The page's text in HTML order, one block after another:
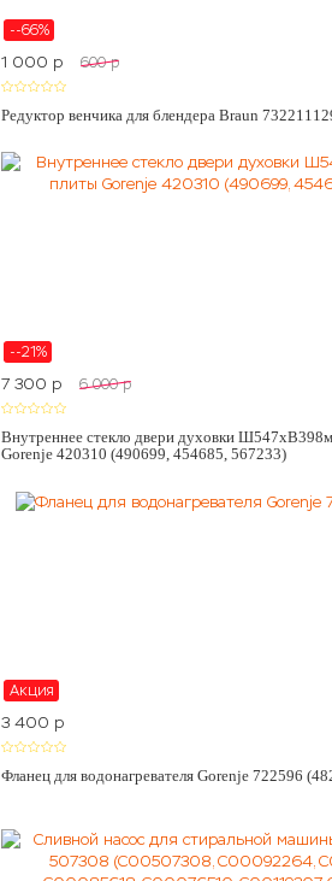
--66%
1 000 p 600 p
Редуктор венчика для блендера Braun
--21%
7 300 p 6 000 p
Внутреннее стекло двери духовки
Gorenje 420310 (490699, 454685, 567233)
Акция
3 400 p
Фланец для водонагревателя Gorenje 722596